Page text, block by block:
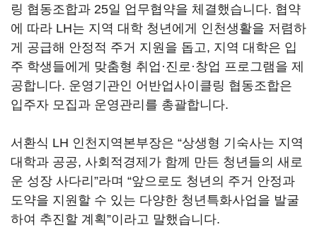
링 협동조합과 25일 업무협약을 체결했습니다. 협약
에 따라 LH는 지역 대학 청년에게 인천생활을 저렴하
게 공급해 안정적 주거 지원을 돕고, 지역 대학은 입
주 학생들에게 맞춤형 취업·진로·창업 프로그램을 제
공합니다. 운영기관인 어반업사이클링 협동조합은
입주자 모집과 운영관리를 총괄합니다.
서환식 LH 인천지역본부장은 “상생형 기숙사는 지역
대학과 공공, 사회적경제가 함께 만든 청년들의 새로
운 성장 사다리”라며 “앞으로도 청년의 주거 안정과
도약을 지원할 수 있는 다양한 청년특화사업을 발굴
하여 추진할 계획”이라고 말했습니다.